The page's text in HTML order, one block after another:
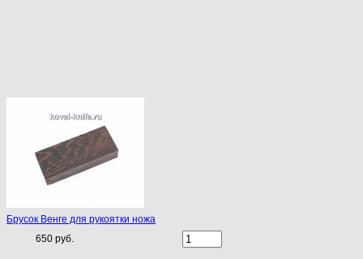
Брусок Венге для рукоятки ножа
650 руб.